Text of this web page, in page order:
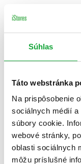
Súhlas
Táto webstránka
Na prispôsobenie
sociálnych médií
súbory cookie.
webové stránky,
oblasti sociálnych
môžu príslušné